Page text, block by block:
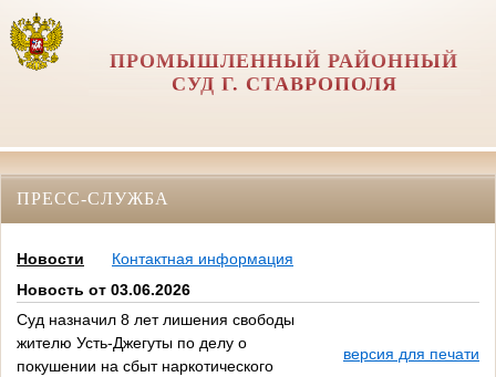
ПРОМЫШЛЕННЫЙ РАЙОННЫЙ
СУД Г. СТАВРОПОЛЯ
ПРЕСС-СЛУЖБА
Новости
Контактная информация
Новость от 03.06.2026
Суд назначил 8 лет лишения свободы
жителю Усть-Джегуты по делу о
покушении на сбыт наркотического
версия для печати